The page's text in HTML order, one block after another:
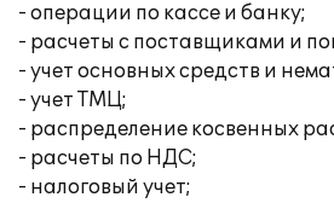
- операции по кассе и банку;
- расчеты с поставщиками и
- учет основных средств и
- учет ТМЦ;
- распределение косвенных
- расчеты по НДС;
- налоговый учет;